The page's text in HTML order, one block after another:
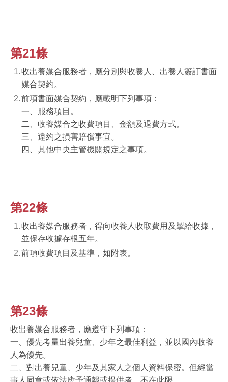
第21條
收出養媒合服務者，應分別與收養人、出養人簽訂書面
媒合契約。
前項書面媒合契約，應載明下列事項：
一、服務項目。
二、收養媒合之收費項目、金額及退費方式。
三、違約之損害賠償事宜。
四、其他中央主管機關規定之事項。
第22條
收出養媒合服務者，得向收養人收取費用及掣給收據，
並保存收據存根五年。
前項收費項目及基準，如附表。
第23條
收出養媒合服務者，應遵守下列事項：
一、優先考量出養兒童、少年之最佳利益，並以國內收養
人為優先。
二、對出養兒童、少年及其家人之個人資料保密。但經當
事人同意或依法應予通報或提供者，不在此限。